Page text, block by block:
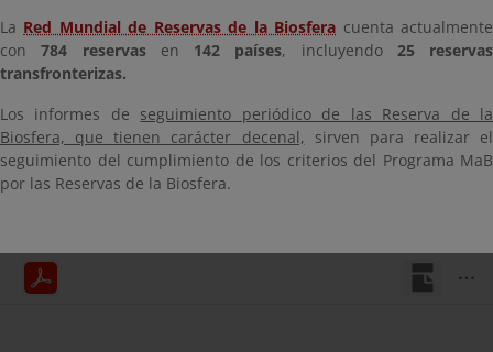
La Red Mundial de Reservas de la Biosfera cuenta actualmente
con784 reservasen 142 países, incluyendo 25 reservas
transfronterizas.
Los informes de seguimiento periódico de las Reserva de la
Biosfera, que tienen carácter decenal, sirven para realizar el
seguimiento del cumplimiento de los criterios del Programa MaB
por las Reservas de la Biosfera.